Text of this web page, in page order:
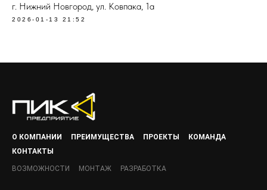
г. Нижний Новгород, ул. Ковпака, 1а
2026-01-13 21:52
О КОМПАНИИ ПРЕИМУЩЕСТВА ПРОЕКТЫ
КОМАНДА
КОНТАКТЫ
ВОЗМОЖНОСТИ МОНТАЖ РАЗРАБОТКА